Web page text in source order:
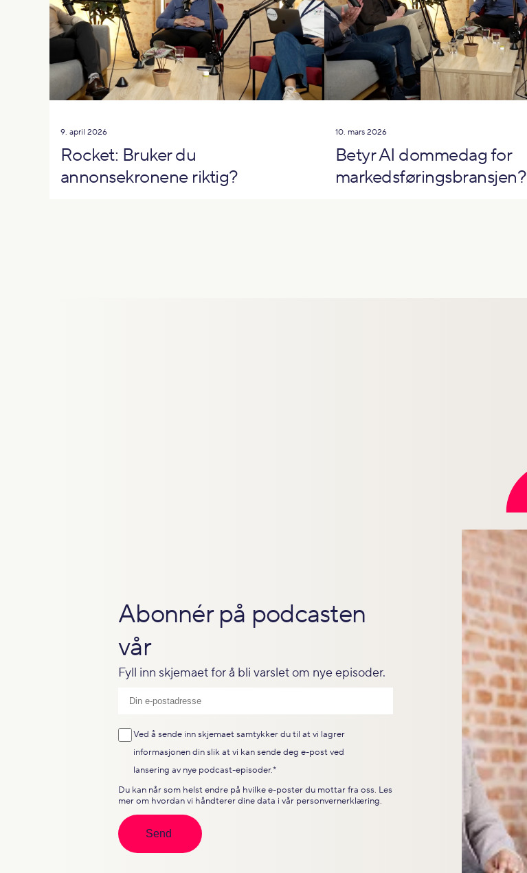
9. april 2026
Rocket: Bruker du
annonsekronene riktig?
10. mars 2026
Betyr AI dommedag for
markedsføringsbransjen?
Abonnér på podcasten
vår
Fyll inn skjemaet for å bli varslet om nye episoder.
Ved å sende inn skjemaet samtykker du til at vi lagrer
informasjonen din slik at vi kan sende deg e-post ved
lansering av nye podcast-episoder.*
Du kan når som helst endre på hvilke e-poster du mottar fra oss. Les
mer om hvordan vi håndterer dine data i vår personvernerklæring.